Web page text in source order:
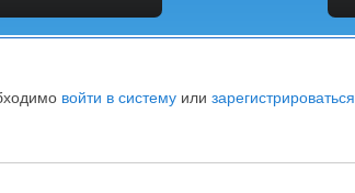
войти в систему или зарегистрироваться